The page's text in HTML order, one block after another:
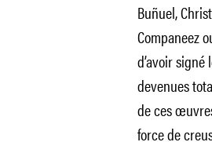
Buñuel,
Companeez
d’avoir
devenues
de ces
force de